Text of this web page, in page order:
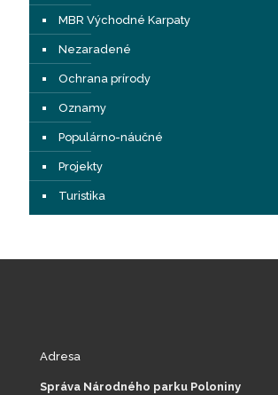
MBR Východné Karpaty
Nezaradené
Ochrana prírody
Oznamy
Populárno-náučné
Projekty
Turistika
Adresa
Správa Národného parku Poloniny